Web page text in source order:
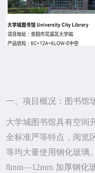
一、项目概况：图书馆
大学城图书馆具有空间
全标准严等特点，阅览
等均大量使用钢化玻璃
8mm—12mm 加厚钢化